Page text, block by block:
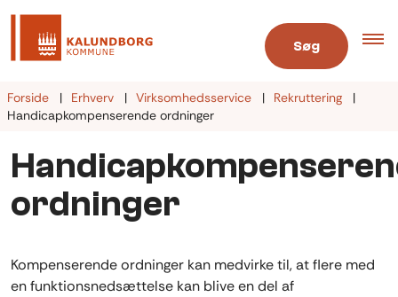
Søg
Forside Erhverv Virksomhedsservice
Rekruttering
Handicapkompenserende ordninger
ordninger
Kompenserende ordninger kan medvirke til, at flere med
en funktionsnedsættelse kan blive en del af